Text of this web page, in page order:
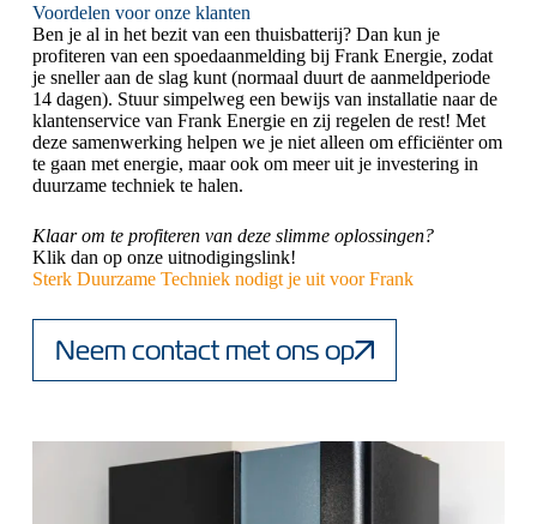
Voordelen voor onze klanten
Ben je al in het bezit van een thuisbatterij? Dan kun je
profiteren van een spoedaanmelding bij Frank Energie, zodat
je sneller aan de slag kunt (normaal duurt de aanmeldperiode
14 dagen). Stuur simpelweg een bewijs van installatie naar de
klantenservice van Frank Energie en zij regelen de rest! Met
deze samenwerking helpen we je niet alleen om efficiënter om
te gaan met energie, maar ook om meer uit je investering in
duurzame techniek te halen.
Klaar om te profiteren van deze slimme oplossingen?
Klik dan op onze uitnodigingslink!
Sterk Duurzame Techniek nodigt je uit voor Frank
Neem contact met ons op